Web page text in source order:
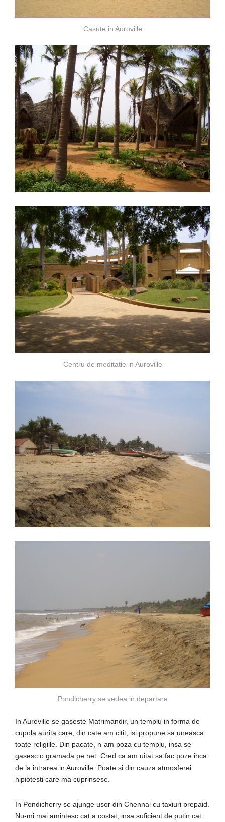
Casute in Auroville
Centru de meditatie in Auroville
Pondicherry se vedea in departare
In Auroville se gaseste Matrimandir, un templu in forma de
cupola aurita care, din cate am citit, isi propune sa uneasca
toate religiile. Din pacate, n-am poza cu templu, insa se
gasesc o gramada pe net. Cred ca am uitat sa fac poze inca
de la intrarea in Auroville. Poate si din cauza atmosferei
hipiotesti care ma cuprinsese.
In Pondicherry se ajunge usor din Chennai cu taxiuri prepaid.
Nu-mi mai amintesc cat a costat, insa suficient de putin cat